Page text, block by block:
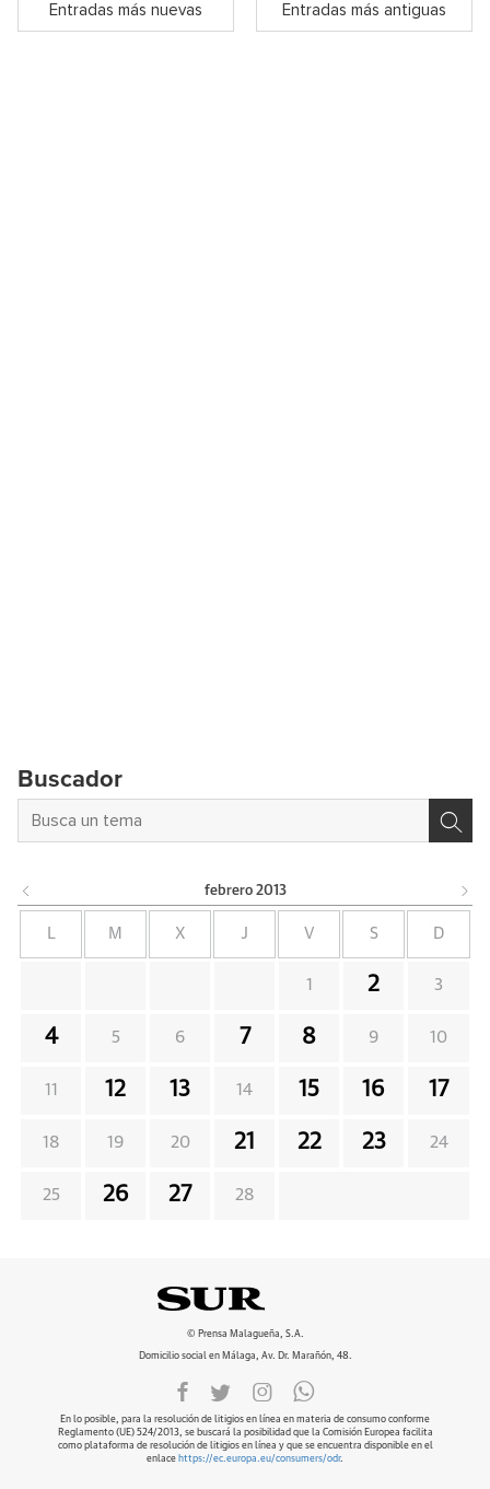
Entradas más nuevas Entradas más antiguas
Buscador
febrero 2013
L M X J V S D
1 2 3
4 5 6 7 8 9 10
11 12 13 14 15 16 17
18 19 20 21 22 23 24
25 26 27 28
© Prensa Malagueña, S.A.
Domicilio social en Málaga, Av. Dr. Marañón, 48.
En lo posible, para la resolución de litigios en línea en materia de consumo conforme
Reglamento (UE) 524/2013, se buscará la posibilidad que la Comisión Europea facilita
como plataforma de resolución de litigios en línea y que se encuentra disponible en el
enlace https://ec.europa.eu/consumers/odr.